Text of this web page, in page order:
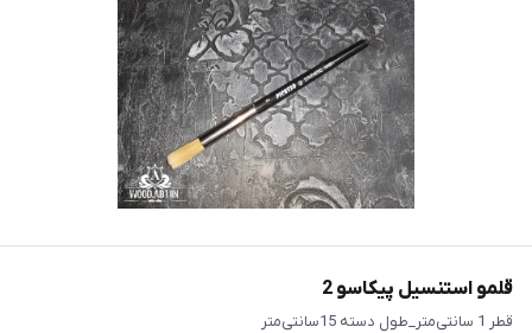
قلمو استنسیل پیکاسو 2
قطر 1 سانتی‌متر_طول دسته 15سانتی‌متر